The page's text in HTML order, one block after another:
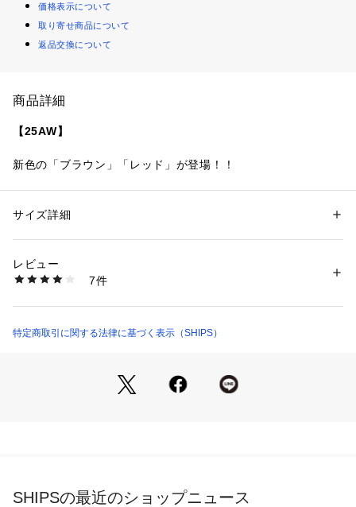
価格表示について
取り寄せ商品について
返品交換について
商品詳細
【25AW】
新色の「ブラウン」「レッド」が登場！！
裾のドロストによってコクーンシルエットになるデザインプル
豊富なカラーバリエーションで色合いも可愛く、シンプルで使
い勝手が良いので色違いで揃えるのもおすすめです。
USAコットンを使用し裏に起毛をかけた裏毛素材。
普通の綿に比べ毛羽立ちが少なく耐久性に優れているのが特
す。
性別：レディース
素材：本体: コットン100%、 リブ: コットン97%、 ポリウレタン3%
商品番号：
722050037 （ショップ）
サイズ詳細
レビュー
7件
特定商取引に関する法律に基づく表示（SHIPS）
SHIPSの最近のショップニュース